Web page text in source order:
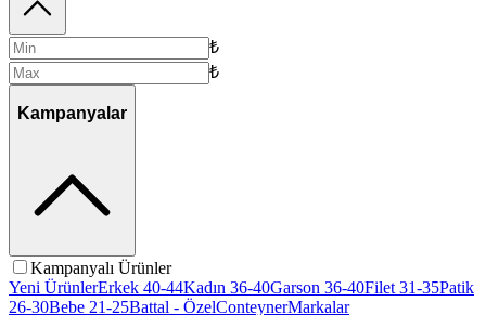
₺
₺
Kampanyalar
Kampanyalı Ürünler
Yeni ÜrünlerErkek 40-44Kadın 36-40Garson 36-40Filet 31-35Patik
26-30Bebe 21-25Battal - ÖzelConteynerMarkalar